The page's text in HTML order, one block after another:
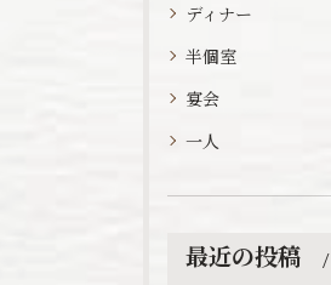
ディナー
半個室
宴会
一人
最近の投稿